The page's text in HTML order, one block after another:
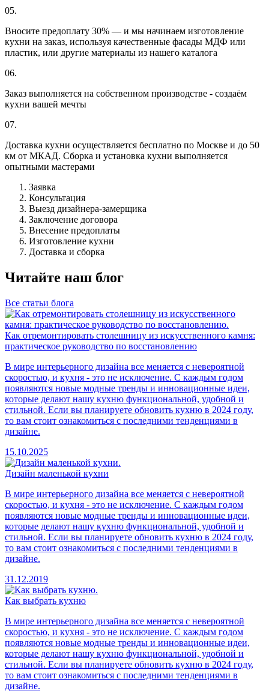
05.
Вносите предоплату 30% — и мы начинаем изготовление
кухни на заказ, используя качественные фасады МДФ или
пластик, или другие материалы из нашего каталога
06.
Заказ выполняется на собственном производстве - создаём
кухни вашей мечты
07.
Доставка кухни осуществляется бесплатно по Москве и до 50
км от МКАД. Сборка и установка кухни выполняется
опытными мастерами
Заявка
Консультация
Выезд дизайнера-замерщика
Заключение договора
Внесение предоплаты
Изготовление кухни
Доставка и сборка
Читайте наш блог
Все статьи блога
Как отремонтировать столешницу из искусственного камня:
практическое руководство по восстановлению
В мире интерьерного дизайна все меняется с невероятной
скоростью, и кухня - это не исключение. С каждым годом
появляются новые модные тренды и инновационные идеи,
которые делают нашу кухню функциональной, удобной и
стильной. Если вы планируете обновить кухню в 2024 году,
то вам стоит ознакомиться с последними тенденциями в
дизайне.
15.10.2025
Дизайн маленькой кухни
В мире интерьерного дизайна все меняется с невероятной
скоростью, и кухня - это не исключение. С каждым годом
появляются новые модные тренды и инновационные идеи,
которые делают нашу кухню функциональной, удобной и
стильной. Если вы планируете обновить кухню в 2024 году,
то вам стоит ознакомиться с последними тенденциями в
дизайне.
31.12.2019
Как выбрать кухню
В мире интерьерного дизайна все меняется с невероятной
скоростью, и кухня - это не исключение. С каждым годом
появляются новые модные тренды и инновационные идеи,
которые делают нашу кухню функциональной, удобной и
стильной. Если вы планируете обновить кухню в 2024 году,
то вам стоит ознакомиться с последними тенденциями в
дизайне.